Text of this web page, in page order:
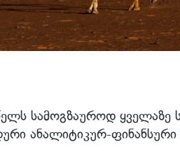
სამოგზაუროდ ყველაზე
ანალიტიკურ-